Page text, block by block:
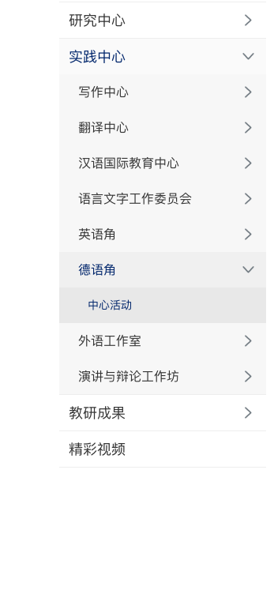
研究中心
实践中心
写作中心
翻译中心
汉语国际教育中心
语言文字工作委员会
英语角
德语角
中心活动
外语工作室
演讲与辩论工作坊
教研成果
精彩视频